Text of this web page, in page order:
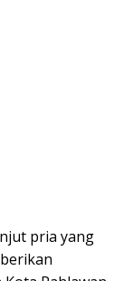
pria yang